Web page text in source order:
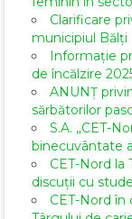
Clarificare
municipiul Bălți
Informație
de încălzire
ANUNȚ
sărbătorilor
S.A. „CET-
binecuvântate
CET-Nord la
discuții cu
CET-Nord în